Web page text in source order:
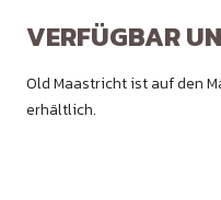
VERFÜGBAR
Old Maastricht ist auf den
erhältlich.